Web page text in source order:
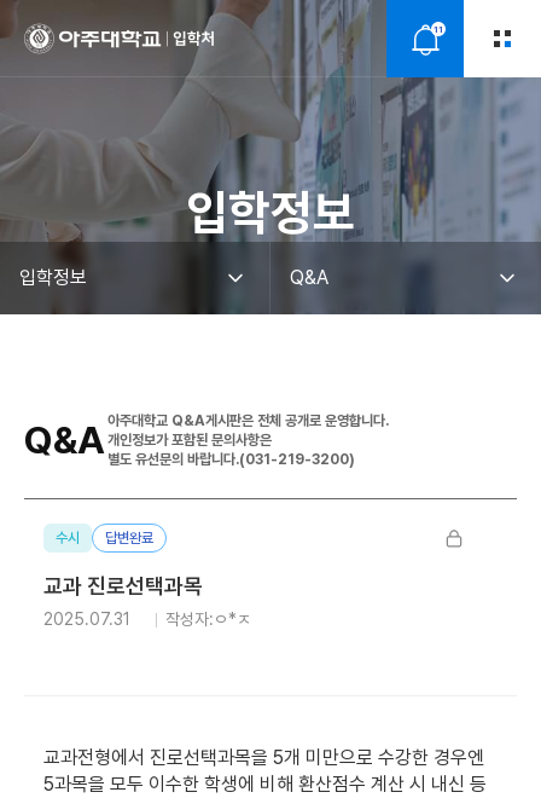
알
림
11
입학정보
Q&A아주대학교 Q&A게시판은 전체 공개로 운영합니다.
개인정보가 포함된 문의사항은
별도 유선문의 바랍니다.(031-219-3200)
수시 답변완료
교과 진로선택과목
2025.07.31 작성자:ㅇ*ㅈ
교과전형에서 진로선택과목을 5개 미만으로 수강한 경우엔
5과목을 모두 이수한 학생에 비해 환산점수 계산 시 내신 등